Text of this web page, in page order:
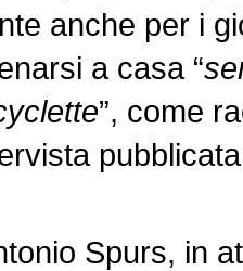
anche per i
a casa “
”, come
Spurs, in